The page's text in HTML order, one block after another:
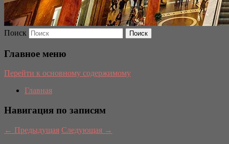
Поиск
Главное меню
Перейти к основному содержимому
Главная
Навигация по записям
← Предыдущая Следующая →